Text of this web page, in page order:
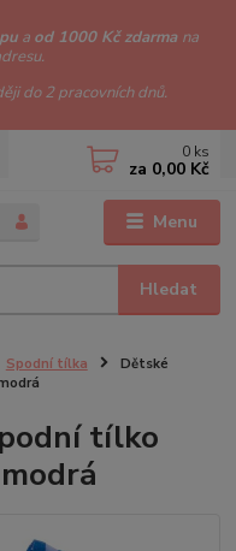
a od 1000 Kč zdarma na
do 2 pracovních dnů.
Menu
Hledat
0 ks
za 0,00 Kč
Spodní tílka
Dětské
tílko